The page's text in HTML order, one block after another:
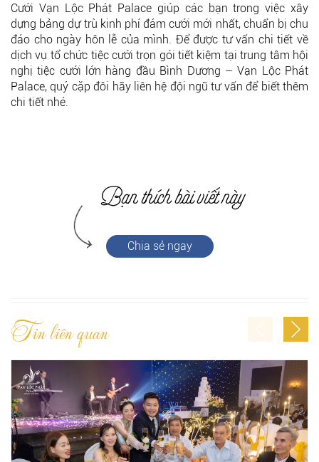
Cưới Vạn Lộc Phát Palace giúp các bạn trong việc xây
dựng bảng dự trù kinh phí đám cưới mới nhất, chuẩn bị chu
đáo cho ngày hôn lễ của mình. Để được tư vấn chi tiết về
dịch vụ tổ chức tiệc cưới trọn gói tiết kiệm tại trung tâm hội
nghị tiệc cưới lớn hàng đầu Bình Dương – Vạn Lộc Phát
Palace, quý cặp đôi hãy liên hệ đội ngũ tư vấn để biết thêm
chi tiết nhé.
Chia sẻ ngay
Tin liên quan